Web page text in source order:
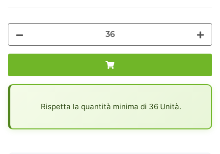
Rispetta la quantità minima di 36 Unità.